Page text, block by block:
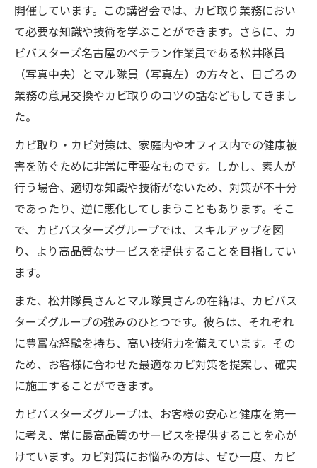
開催しています。この講習会では、カビ取り業務におい
て必要な知識や技術を学ぶことができます。さらに、カ
ビバスターズ名古屋のベテラン作業員である松井隊員
（写真中央）とマル隊員（写真左）の方々と、日ごろの
業務の意見交換やカビ取りのコツの話などもしてきまし
た。
カビ取り・カビ対策は、家庭内やオフィス内での健康被
害を防ぐために非常に重要なものです。しかし、素人が
行う場合、適切な知識や技術がないため、対策が不十分
であったり、逆に悪化してしまうこともあります。そこ
で、カビバスターズグループでは、スキルアップを図
り、より高品質なサービスを提供することを目指してい
ます。
また、松井隊員さんとマル隊員さんの在籍は、カビバス
ターズグループの強みのひとつです。彼らは、それぞれ
に豊富な経験を持ち、高い技術力を備えています。その
ため、お客様に合わせた最適なカビ対策を提案し、確実
に施工することができます。
カビバスターズグループは、お客様の安心と健康を第一
に考え、常に最高品質のサービスを提供することを心が
けています。カビ対策にお悩みの方は、ぜひ一度、カビ